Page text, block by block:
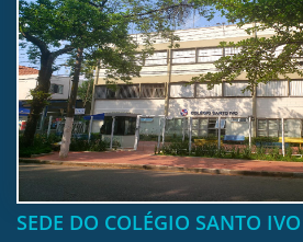
SEDE DO COLÉGIO SANTO